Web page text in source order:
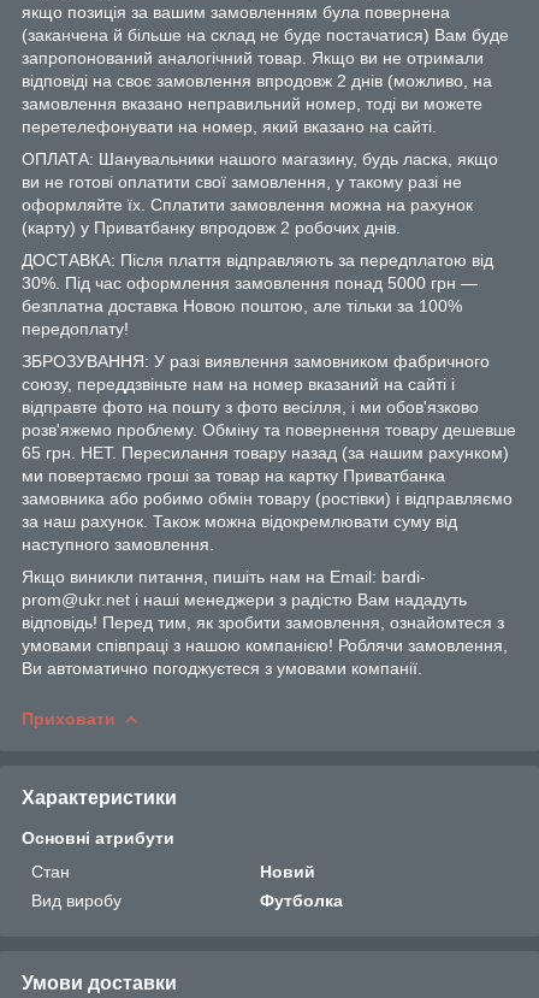
якщо позиція за вашим замовленням була повернена
(заканчена й більше на склад не буде постачатися) Вам буде
запропонований аналогічний товар. Якщо ви не отримали
відповіді на своє замовлення впродовж 2 днів (можливо, на
замовлення вказано неправильний номер, тоді ви можете
перетелефонувати на номер, який вказано на сайті.
ОПЛАТА: Шанувальники нашого магазину, будь ласка, якщо
ви не готові оплатити свої замовлення, у такому разі не
оформляйте їх. Сплатити замовлення можна на рахунок
(карту) у Приватбанку впродовж 2 робочих днів.
ДОСТАВКА: Після плаття відправляють за передплатою від
30%. Під час оформлення замовлення понад 5000 грн —
безплатна доставка Новою поштою, але тільки за 100%
передоплату!
ЗБРОЗУВАННЯ: У разі виявлення замовником фабричного
союзу, переддзвіньте нам на номер вказаний на сайті і
відправте фото на пошту з фото весілля, і ми обов'язково
розв'яжемо проблему. Обміну та повернення товару дешевше
65 грн. НЕТ. Пересилання товару назад (за нашим рахунком)
ми повертаємо гроші за товар на картку Приватбанка
замовника або робимо обмін товару (ростівки) і відправляємо
за наш рахунок. Також можна відокремлювати суму від
наступного замовлення.
Якщо виникли питання, пишіть нам на Email: bardi-
prom@ukr.net і наші менеджери з радістю Вам нададуть
відповідь! Перед тим, як зробити замовлення, ознайомтеся з
умовами співпраці з нашою компанією! Роблячи замовлення,
Ви автоматично погоджуєтеся з умовами компанії.
Приховати
Характеристики
Основні атрибути
Стан
Новий
Вид виробу
Футболка
Умови доставки